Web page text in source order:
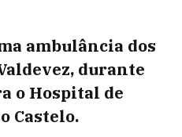
ambulância dos
durante
o Hospital de
Castelo.